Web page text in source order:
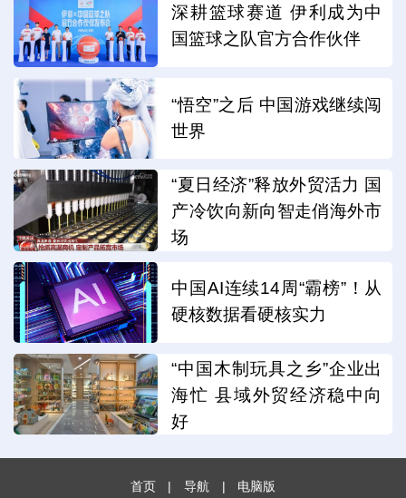
深耕篮球赛道 伊利成为中
国篮球之队官方合作伙伴
“悟空”之后 中国游戏继续闯
世界
“夏日经济”释放外贸活力 国
产冷饮向新向智走俏海外市
场
中国AI连续14周“霸榜”！从
硬核数据看硬核实力
“中国木制玩具之乡”企业出
海忙 县域外贸经济稳中向
好
首页 | 导航 | 电脑版